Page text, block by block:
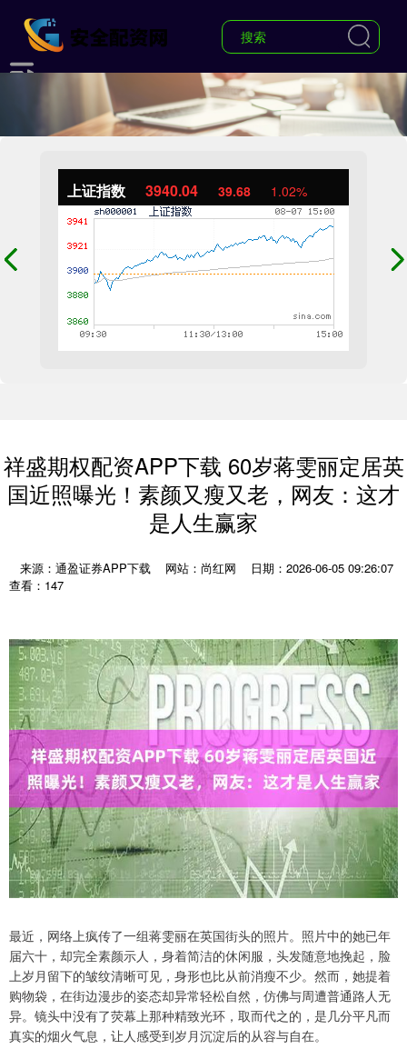
上证指数 3940.04 39.68 1.02%
祥盛期权配资APP下载 60岁蒋雯丽定居英
国近照曝光！素颜又瘦又老，网友：这才
是人生赢家
来源：通盈证券APP下载 网站：尚红网
日期：2026-06-05 09:26:07
查看：147
最近，网络上疯传了一组蒋雯丽在英国街头的照片。照片中的她已年
届六十，却完全素颜示人，身着简洁的休闲服，头发随意地挽起，脸
上岁月留下的皱纹清晰可见，身形也比从前消瘦不少。然而，她提着
购物袋，在街边漫步的姿态却异常轻松自然，仿佛与周遭普通路人无
异。镜头中没有了荧幕上那种精致光环，取而代之的，是几分平凡而
真实的烟火气息，让人感受到岁月沉淀后的从容与自在。